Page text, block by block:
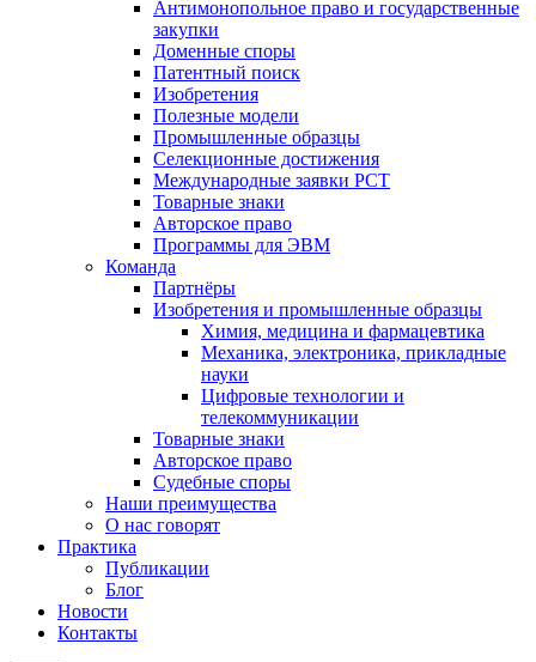
Антимонопольное право и государственные
закупки
Доменные споры
Патентный поиск
Изобретения
Полезные модели
Промышленные образцы
Селекционные достижения
Международные заявки PCT
Товарные знаки
Авторское право
Программы для ЭВМ
Команда
Партнёры
Изобретения и промышленные образцы
Химия, медицина и фармацевтика
Механика, электроника, прикладные
науки
Цифровые технологии и
телекоммуникации
Товарные знаки
Авторское право
Судебные споры
Наши преимущества
О нас говорят
Практика
Публикации
Блог
Новости
Контакты